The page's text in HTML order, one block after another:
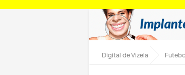
Digital de Vizela